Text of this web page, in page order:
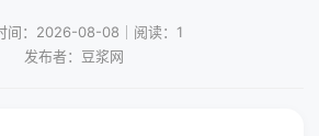
间：2026-08-08｜阅读：1
发布者：豆浆网